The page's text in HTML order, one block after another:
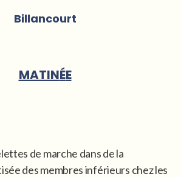
Billancourt
MATINÉE
de marche dans de la
des membres inférieurs chez les